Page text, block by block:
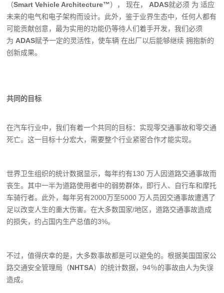
（Smart Vehicle Architecture™）， 现在， ADAS就必须 为 适应
未来的电气和电子架构而设计。此外，鉴于业界生态中，任何人都有
可能贡献创意，最为实用的功能仍等待人们着手开发，我们必须
为 ADAS赋予一定的灵活性，使车辆 在出厂以后能够继续 拥抱新的
创新成果。
共同的目标
在汽车行业中，我们有着一个共同的目标：实现零交通事故和零交通
死亡。这一目标十分宏大，需要整个行业紧密合作才能实现。
世界卫生组织的统计数据显示，每年约有130 万人因道路交通事故而
丧生。其中一半为道路使用者中的弱势群体，即行人、自行车和摩托
车骑行者。此外，每年另有2000万至5000 万人员因交通事故遭遇了
足以改变人生的重大伤害。在大多数国家/地区，道路交通事故造成
的损失，约占国内生产总值的3%。
不过，值得庆幸的是，大多数事故都是可以避免的。根据美国国家公
路交通安全管理局（NHTSA）的统计数据，94％的事故由人为失误
造成。